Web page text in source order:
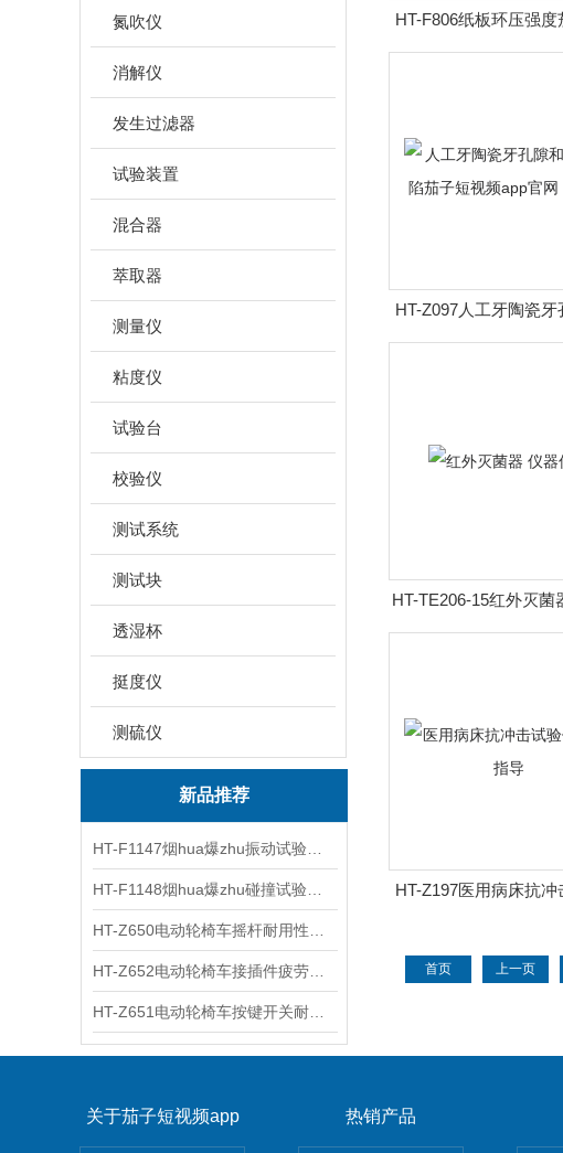
氮吹仪
消解仪
发生过滤器
试验装置
混合器
萃取器
测量仪
粘度仪
试验台
校验仪
测试系统
测试块
透湿杯
挺度仪
测硫仪
新品推荐
HT-F806纸板环压强度
频app官网 专业培
HT-Z097人工牙陶瓷牙
他缺陷茄子短视频app
HT-TE206-15红外灭菌
表
HT-Z197医用病床抗冲
首页 上一页
关于茄子短视频app 热销产品